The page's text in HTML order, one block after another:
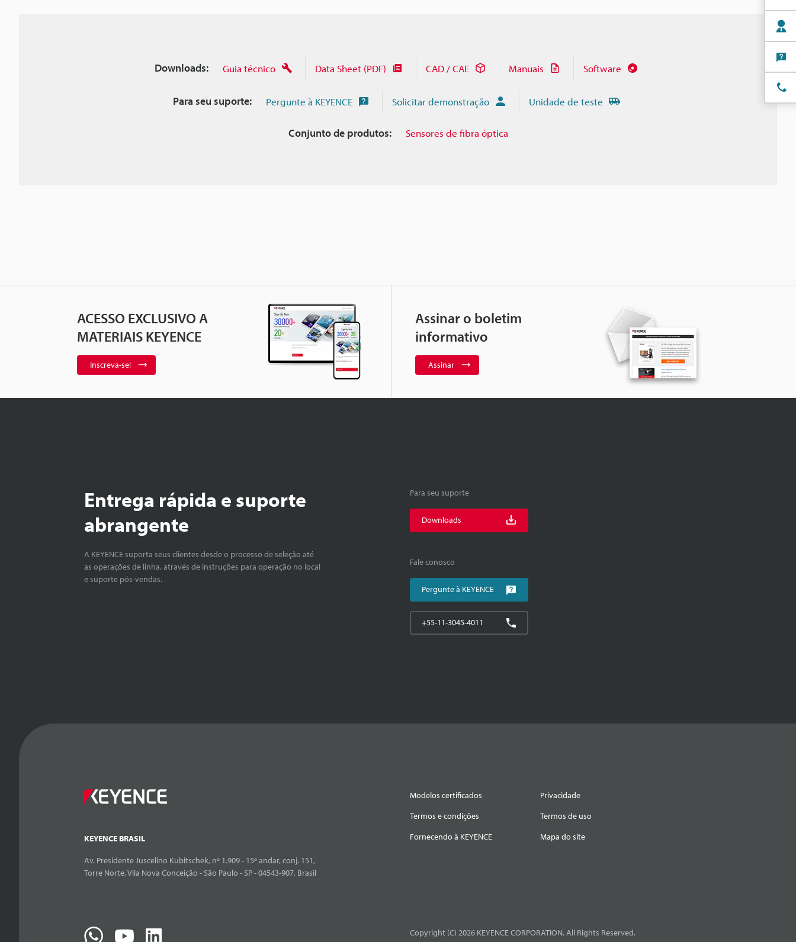
Downloads: Guia técnico Data Sheet (PDF) CAD / CAE Manuais Software
Para seu suporte: Pergunte à KEYENCE Solicitar demonstração Unidade de teste
Conjunto de produtos: Sensores de fibra óptica
ACESSO EXCLUSIVO A
MATERIAIS KEYENCE
Inscreva-se!
Assinar o boletim
informativo
Assinar
Entrega rápida e suporte
abrangente
A KEYENCE suporta seus clientes desde o processo de seleção até
as operações de linha, através de instruções para operação no local
e suporte pós-vendas.
Para seu suporte
Downloads
Fale conosco
Pergunte à KEYENCE
+55-11-3045-4011
KEYENCE BRASIL
Av. Presidente Juscelino Kubitschek, nº 1.909 - 15º andar, conj. 151,
Torre Norte, Vila Nova Conceição - São Paulo - SP - 04543-907, Brasil
Modelos certificados
Privacidade
Termos e condições
Termos de uso
Fornecendo à KEYENCE
Mapa do site
Copyright (C) 2026 KEYENCE CORPORATION. All Rights Reserved.